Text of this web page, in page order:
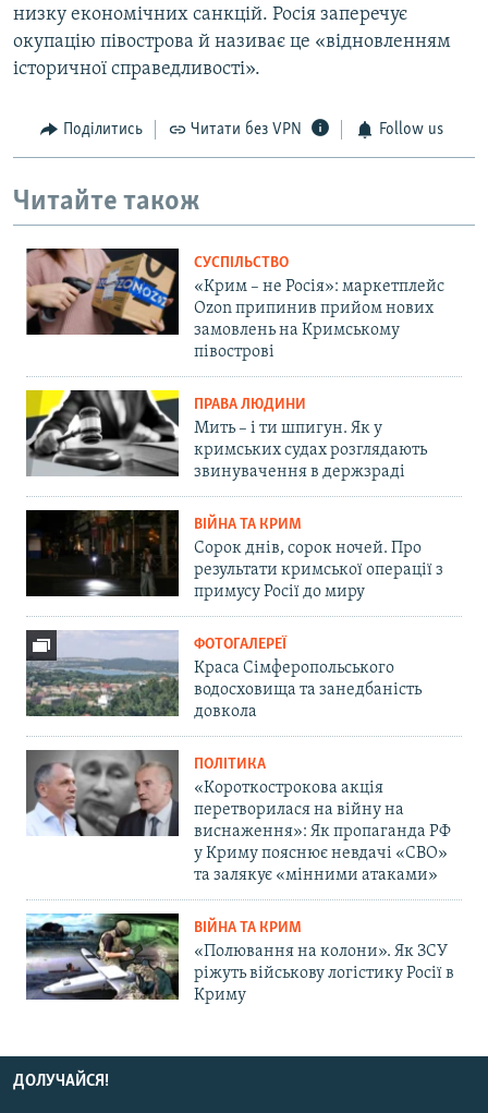
низку економічних санкцій. Росія заперечує
окупацію півострова й називає це «відновленням
історичної справедливості».
Поділитись Читати без VPN Follow us
Читайте також
СУСПІЛЬСТВО
«Крим – не Росія»: маркетплейс
Ozon припинив прийом нових
замовлень на Кримському
півострові
ПРАВА ЛЮДИНИ
Мить – і ти шпигун. Як у
кримських судах розглядають
звинувачення в держзраді
ВІЙНА ТА КРИМ
Сорок днів, сорок ночей. Про
результати кримської операції з
примусу Росії до миру
ФОТОГАЛЕРЕЇ
Краса Сімферопольського
водосховища та занедбаність
довкола
ПОЛІТИКА
«Короткострокова акція
перетворилася на війну на
виснаження»: Як пропаганда РФ
у Криму пояснює невдачі «СВО»
та залякує «мінними атаками»
ВІЙНА ТА КРИМ
«Полювання на колони». Як ЗСУ
ріжуть військову логістику Росії в
Криму
ДОЛУЧАЙСЯ!